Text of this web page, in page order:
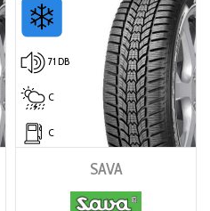
71 DB
C
C
SAVA